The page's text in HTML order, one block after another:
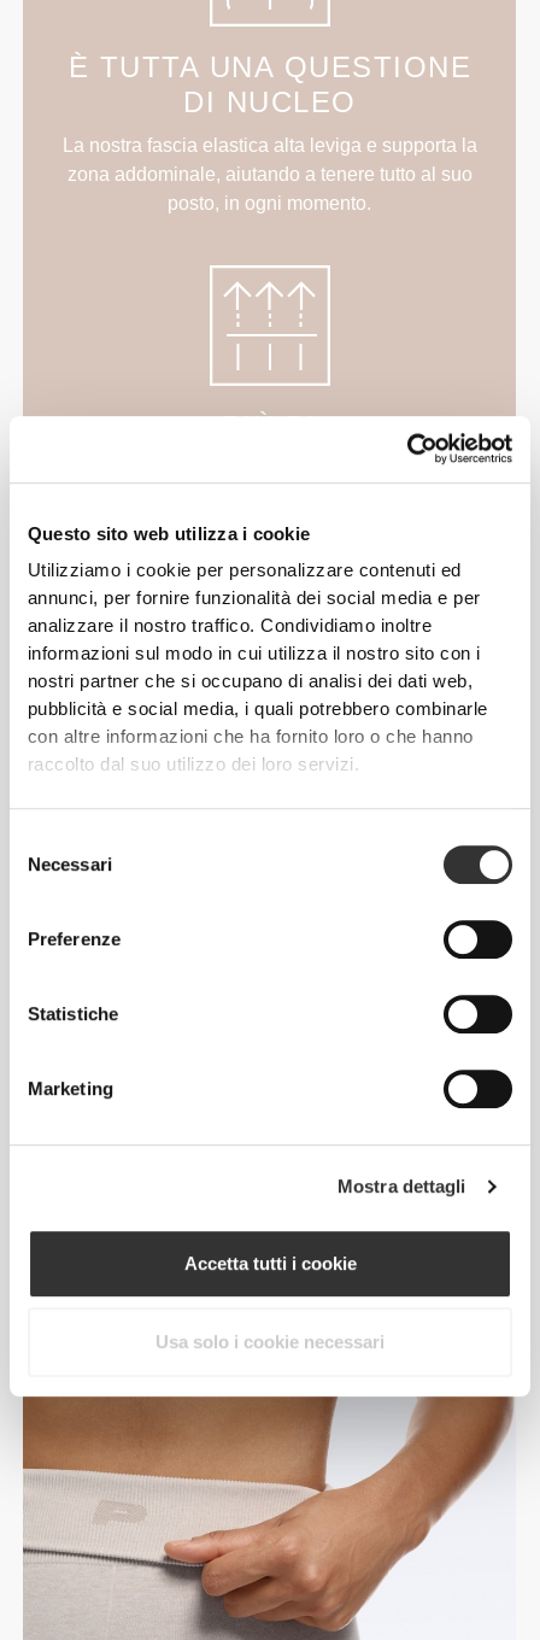
Questo sito web utilizza i cookie
Utilizziamo i cookie per personalizzare contenuti ed
annunci, per fornire funzionalità dei social media e per
analizzare il nostro traffico. Condividiamo inoltre
informazioni sul modo in cui utilizza il nostro sito con i
nostri partner che si occupano di analisi dei dati web,
pubblicità e social media, i quali potrebbero combinarle
con altre informazioni che ha fornito loro o che hanno
raccolto dal suo utilizzo dei loro servizi.
delNecessari
Preferenze
Statistiche
Marketing
Mostra dettagli
Accetta tutti i cookie
Usa solo i cookie necessari
È TUTTA UNA QUESTIONE
DI NUCLEO
La nostra fascia elastica alta leviga e supporta la
zona addominale, aiutando a tenere tutto al suo
posto, in ogni momento.
PIÙ DI
un tessuto ad asciugatura rapida, per offrire
leggerezza, freschezza e comodità durante il tuo
allenamento o la tua corsa.
PROGETTATO CON LA
TECNOLOGIA REVOKNIT
maglia sviluppata da Prozis che dà vita a capi di
abbigliamento ad alte prestazioni, come una
RevoKnitha migliori prestazioni, fa sentire meglio
ed è migliore per l'ambiente.